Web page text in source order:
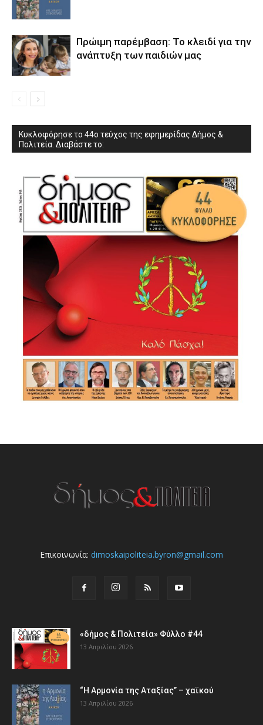
Πρώιμη παρέμβαση: Το κλειδί για την
ανάπτυξη των παιδιών µας
Κυκλοφόρησε το 44ο τεύχος της εφημερίδας Δήμος &
Πολιτεία. Διαβάστε το:
Επικοινωνία: dimoskaipoliteia.byron@gmail.com
«δήμος & Πολιτεία» Φύλλο #44
13 Απριλίου 2026
“Η Αρμονία της Αταξίας” – χαϊκού
13 Απριλίου 2026